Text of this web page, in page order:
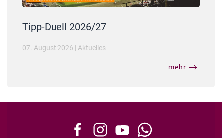
Tipp-Duell 2026/27
07. August 2026 | Aktuelles
mehr